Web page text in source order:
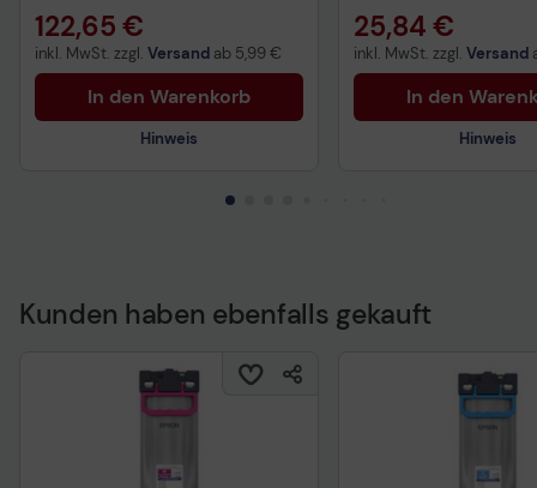
122,65 €
inkl. MwSt. zzgl. Versand ab 5,99 €
In den Warenkorb
Hinweis
Datenverordnung
25,84 €
inkl. MwSt. zzgl. Versand
In den
Hinweis
Datenverordnung
Kunden haben ebenfalls gekauft